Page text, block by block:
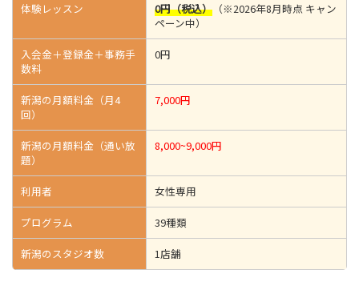
体験レッスン 0円（税込） （※2026年8月時点 キャン
ペーン中）
入会金＋登録金＋事務手
数料
0円
新潟の月額料金（月4
回）
7,000円
新潟の月額料金（通い放
題）
8,000~9,000円
利用者 女性専用
プログラム 39種類
新潟のスタジオ数 1店舗